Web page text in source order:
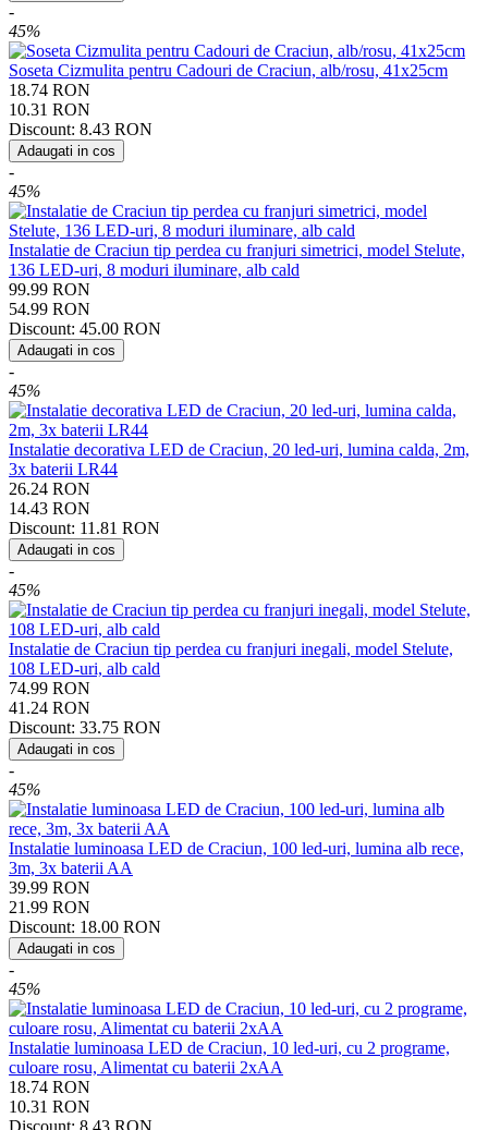
-
45%
Soseta Cizmulita pentru Cadouri de Craciun, alb/rosu, 41x25cm
18.74 RON
10.31 RON
Discount: 8.43 RON
Adaugati in cos
-
45%
Instalatie de Craciun tip perdea cu franjuri simetrici, model Stelute,
136 LED-uri, 8 moduri iluminare, alb cald
99.99 RON
54.99 RON
Discount: 45.00 RON
Adaugati in cos
-
45%
Instalatie decorativa LED de Craciun, 20 led-uri, lumina calda, 2m,
3x baterii LR44
26.24 RON
14.43 RON
Discount: 11.81 RON
Adaugati in cos
-
45%
Instalatie de Craciun tip perdea cu franjuri inegali, model Stelute,
108 LED-uri, alb cald
74.99 RON
41.24 RON
Discount: 33.75 RON
Adaugati in cos
-
45%
Instalatie luminoasa LED de Craciun, 100 led-uri, lumina alb rece,
3m, 3x baterii AA
39.99 RON
21.99 RON
Discount: 18.00 RON
Adaugati in cos
-
45%
Instalatie luminoasa LED de Craciun, 10 led-uri, cu 2 programe,
culoare rosu, Alimentat cu baterii 2xAA
18.74 RON
10.31 RON
Discount: 8.43 RON